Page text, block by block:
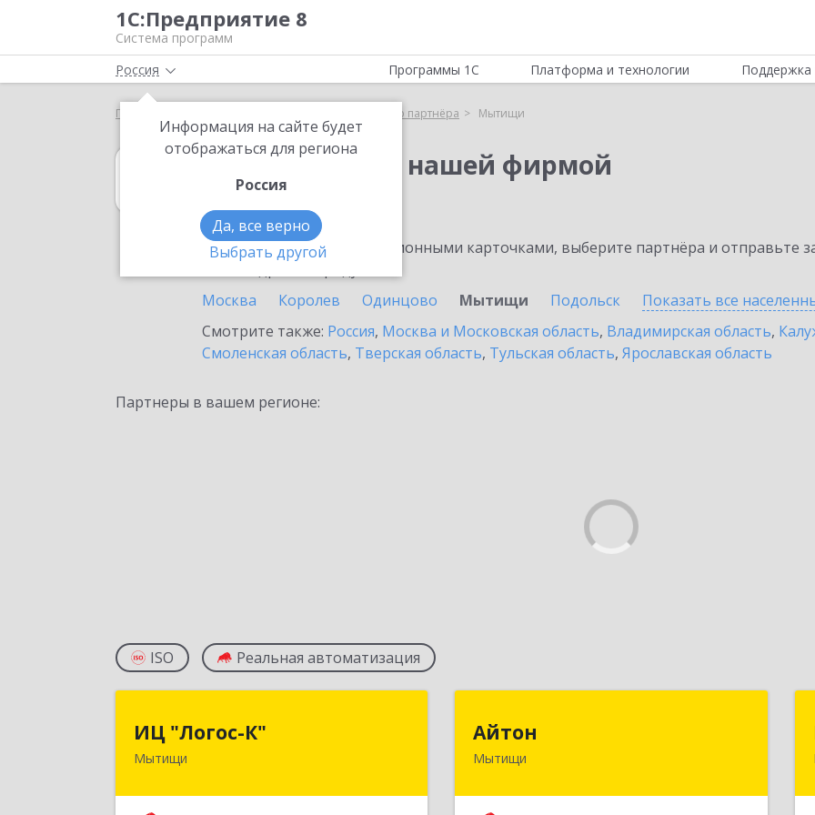
1С:Предприятие 8
Система программ
Россия
Информация на сайте будет
отображаться для региона
Россия
Да, все верно
Выбрать другой
Программы 1С Платформа и технологии Поддержка
Главная Выбор партнёра Мытищи
1С:Управление нашей фирмой
в Мытищах
Ознакомьтесь с информационными карточками, выберите партнёра и отправьте
Москва
Королев Одинцово Мытищи Подольск Показать все
Смотрите также: Россия, Москва и Московская область, Владимирская область,
Смоленская область, Тверская область, Тульская область, Ярославская область
Партнеры в вашем регионе:
ISO Реальная автоматизация
ИЦ "Логос-К"
Мытищи
141008, Московская обл, Мытищи г,
Айтон
Мытищи
141006, Московская обл, Мытищи г,